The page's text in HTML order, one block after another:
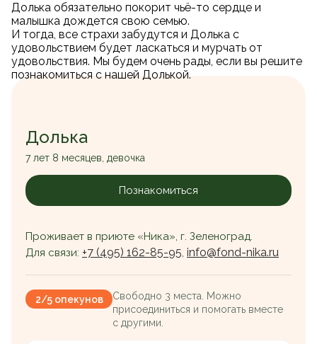
Долька обязательно покорит чьё-то сердце и
малышка дождется свою семью.
И тогда, все страхи забудутся и Долька с
удовольствием будет ласкаться и мурчать от
удовольствия. Мы будем очень рады, если вы решите
познакомиться с нашей Долькой.
Долька
7 лет 8 месяцев, девочка
Познакомиться
Проживает в приюте «Ника», г. Зеленоград.
Для связи: +7 (495) 162-85-95, info@fond-nika.ru
2/5 опекунов
Свободно 3 места. Можно
присоединиться и помогать вместе
с другими.